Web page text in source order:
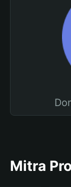
Mitra